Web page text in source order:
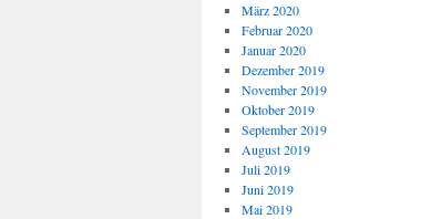
März 2020
Februar 2020
Januar 2020
Dezember 2019
November 2019
Oktober 2019
September 2019
August 2019
Juli 2019
Juni 2019
Mai 2019